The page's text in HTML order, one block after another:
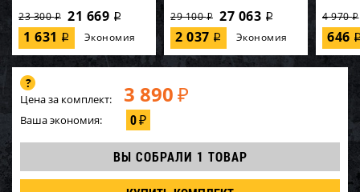
23 300i 21 669 i
1 631 i Экономия
29 100i 27 063 i
2 037 i Экономия
4 970i
646
Цена за комплект: 3 890 ₽
Ваша экономия: 0₽
ВЫ СОБРАЛИ 1 ТОВАР